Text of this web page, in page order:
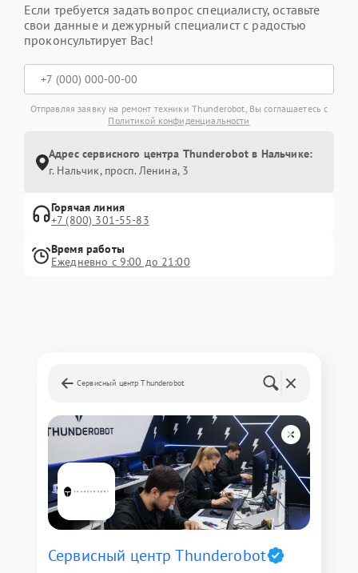
Если требуется задать вопрос специалисту, оставьте
свои данные и дежурный специалист с радостью
проконсультирует Вас!
Отправляя заявку на ремонт техники Thunderobot, Вы соглашаетесь с
Политикой конфиденциальности
Адрес сервисного центра Thunderobot в Нальчике:
г. Нальчик, просп. Ленина, 3
Горячая линия
+7 (800) 301-55-83
Время работы
Ежедневно с 9:00 до 21:00
Сервисный центр Thunderobot
Сервисный центр Thunderobot